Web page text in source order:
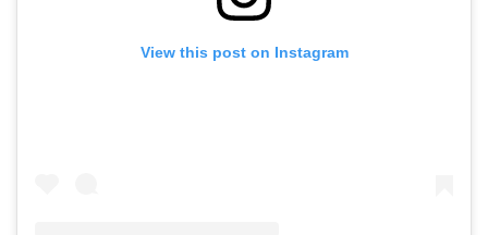
View this post on Instagram